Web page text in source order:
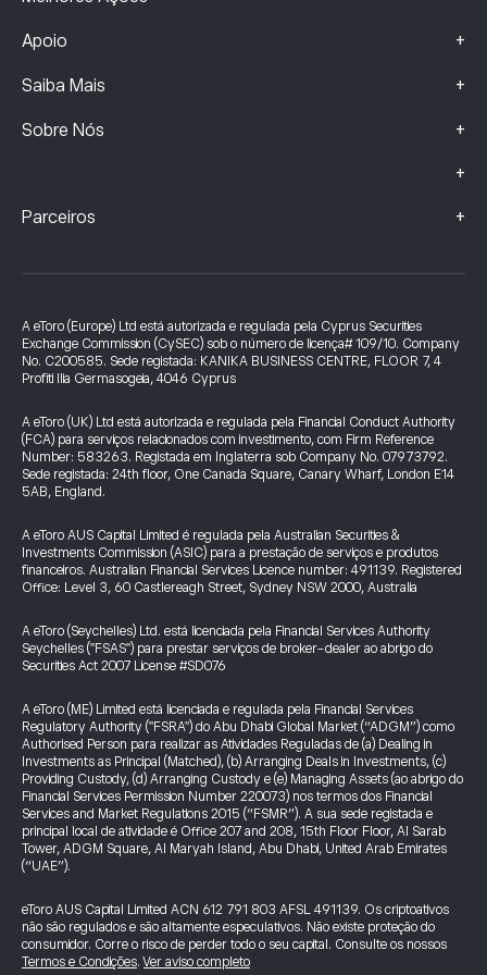
Apoio +
Saiba Mais +
Sobre Nós +
+
Parceiros +
A eToro (Europe) Ltd está autorizada e regulada pela Cyprus Securities
Exchange Commission (CySEC) sob o número de licença# 109/10. Company
No. C200585. Sede registada: KANIKA BUSINESS CENTRE, FLOOR 7, 4
Profiti Ilia Germasogeia, 4046 Cyprus
A eToro (UK) Ltd está autorizada e regulada pela Financial Conduct Authority
(FCA) para serviços relacionados com investimento, com Firm Reference
Number: 583263. Registada em Inglaterra sob Company No. 07973792.
Sede registada: 24th floor, One Canada Square, Canary Wharf, London E14
5AB, England.
A eToro AUS Capital Limited é regulada pela Australian Securities &
Investments Commission (ASIC) para a prestação de serviços e produtos
financeiros. Australian Financial Services Licence number: 491139. Registered
Office: Level 3, 60 Castlereagh Street, Sydney NSW 2000, Australia
A eToro (Seychelles) Ltd. está licenciada pela Financial Services Authority
Seychelles ("FSAS") para prestar serviços de broker-dealer ao abrigo do
Securities Act 2007 License #SD076
A eToro (ME) Limited está licenciada e regulada pela Financial Services
Regulatory Authority ("FSRA") do Abu Dhabi Global Market (“ADGM”) como
Authorised Person para realizar as Atividades Reguladas de (a) Dealing in
Investments as Principal (Matched), (b) Arranging Deals in Investments, (c)
Providing Custody, (d) Arranging Custody e (e) Managing Assets (ao abrigo do
Financial Services Permission Number 220073) nos termos dos Financial
Services and Market Regulations 2015 (“FSMR”). A sua sede registada e
principal local de atividade é Office 207 and 208, 15th Floor Floor, Al Sarab
Tower, ADGM Square, Al Maryah Island, Abu Dhabi, United Arab Emirates
(“UAE”).
eToro AUS Capital Limited ACN 612 791 803 AFSL 491139. Os criptoativos
não são regulados e são altamente especulativos. Não existe proteção do
consumidor. Corre o risco de perder todo o seu capital. Consulte os nossos
Termos e Condições.Ver aviso completo